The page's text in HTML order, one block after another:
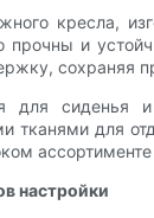
кресла,
прочны и
сохраняя
для сиденья
тканями для
настройки